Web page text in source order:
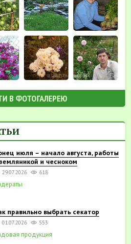
В ФОТОГАЛЕРЕЮ
июля – начало августа, работы
и чесноком
29.07.2026 618
правильно выбрать секатор
01.07.2026 553
продукция